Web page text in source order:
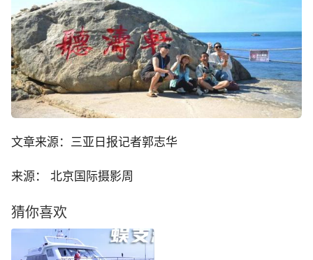
文章来源：三亚日报记者郭志华
来源： 北京国际摄影周
猜你喜欢